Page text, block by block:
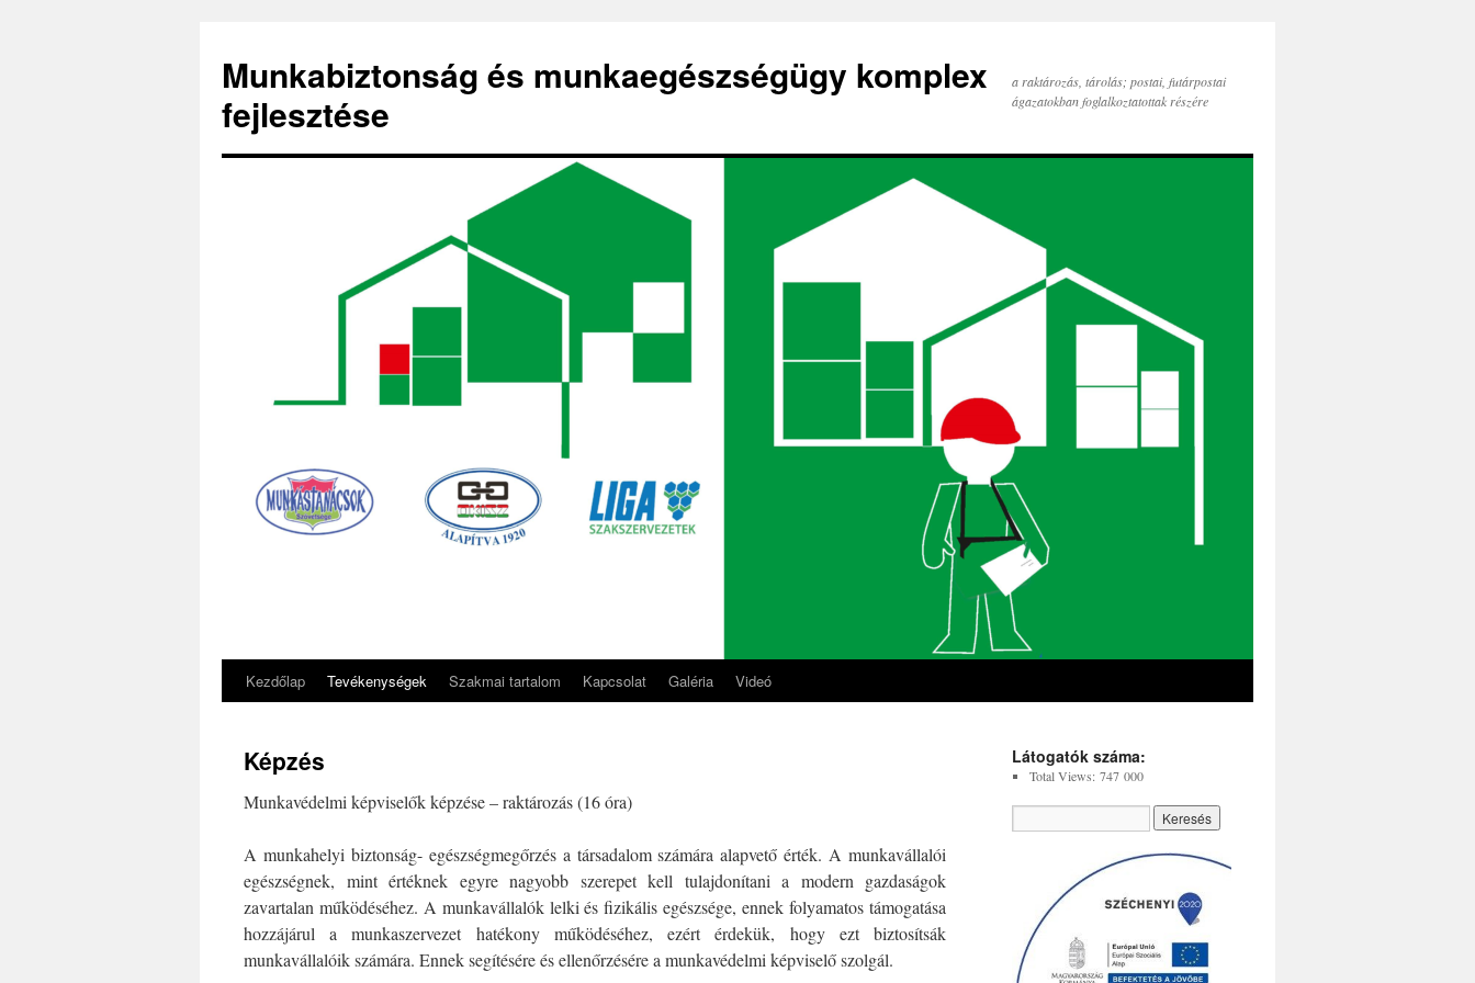
tartalomba
Munkabiztonság és munkaegészségügy komplex
fejlesztése
a raktározás, tárolás; postai, futárpostai
ágazatokban foglalkoztatottak részére
Kezdőlap Tevékenységek Szakmai tartalom Kapcsolat Galéria Videó
Képzés
Munkavédelmi képviselők képzése – raktározás (16 óra)
A munkahelyi biztonság- egészségmegőrzés a társadalom számára alapvető érték. A munkavállalói
egészségnek, mint értéknek egyre nagyobb szerepet kell tulajdonítani a modern gazdaságok
zavartalan működéséhez. A munkavállalók lelki és fizikális egészsége, ennek folyamatos támogatása
hozzájárul a munkaszervezet hatékony működéséhez, ezért érdekük, hogy ezt biztosítsák
munkavállalóik számára. Ennek segítésére és ellenőrzésére a munkavédelmi képviselő szolgál.
Látogatók száma:
Total Views: 747 000